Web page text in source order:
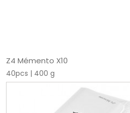
Z4 Mémento X10
40pcs | 400 g